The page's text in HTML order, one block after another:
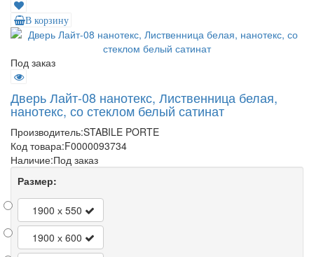
В корзину
Под заказ
Дверь Лайт-08 нанотекс, Лиственница белая,
нанотекс, со стеклом белый сатинат
Производитель:STABILE PORTE
Код товара:F0000093734
Наличие:Под заказ
Размер:
1900 х 550
1900 х 600